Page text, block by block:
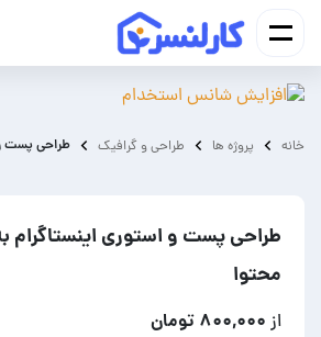
خانه پروژه ها طراحی و گرافیک طراحی پست و
طراحی پست و استوری اینستاگرام
محتوا
از ۸۰۰,۰۰۰ تومان